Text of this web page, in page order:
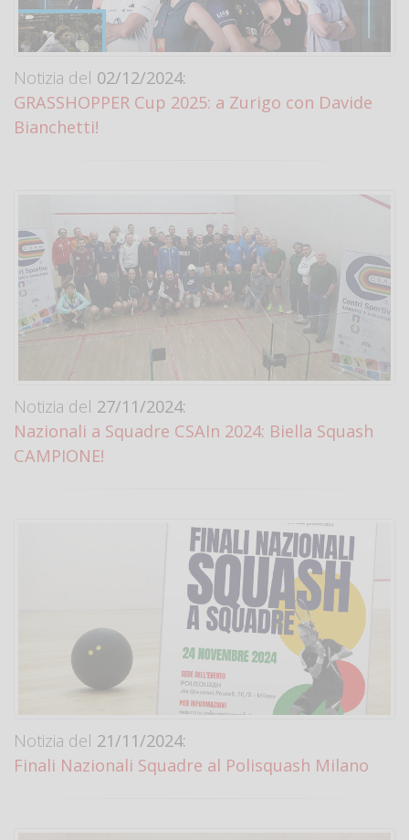
Notizia del 02/12/2024:
GRASSHOPPER Cup 2025: a Zurigo con Davide
Bianchetti!
Notizia del 27/11/2024:
Nazionali a Squadre CSAIn 2024: Biella Squash
CAMPIONE!
Notizia del 21/11/2024:
Finali Nazionali Squadre al Polisquash Milano